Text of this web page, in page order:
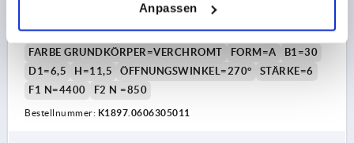
Anpassen
BOHRUNGSABSTAND RECHTS=28
FLÜGELLÄNGE LINKS=25
FLÜGELLÄNGE RECHTS=38
FARBE GRUNDKÖRPER=VERCHROMT
FORM=A
B1=30
D1=6,5
H=11,5 ÖFFNUNGSWINKEL=270°
STÄRKE=6
F1 N=4400
F2 N =850
Bestellnummer: K1897.0606305011